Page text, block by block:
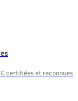
certifiées et reconnues